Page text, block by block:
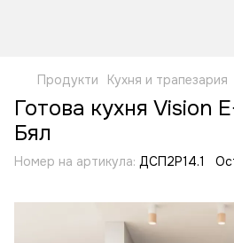
Продукти Кухня и трапезария
Готова кухня Vision
Бял
Номер на артикула: ДСП2Р14.1